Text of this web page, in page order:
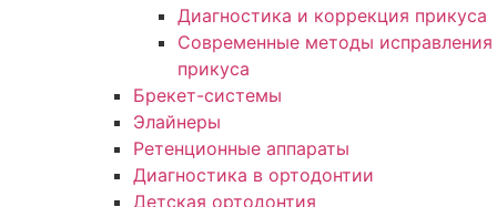
Диагностика и коррекция прикуса
Современные методы исправления
прикуса
Брекет-системы
Элайнеры
Ретенционные аппараты
Диагностика в ортодонтии
Детская ортодонтия